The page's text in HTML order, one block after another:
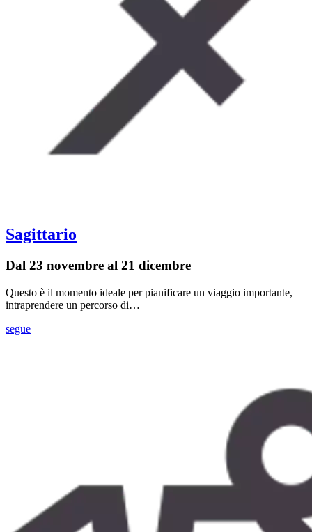
Sagittario
Dal 23 novembre al 21 dicembre
Questo è il momento ideale per pianificare un viaggio importante,
intraprendere un percorso di…
segue